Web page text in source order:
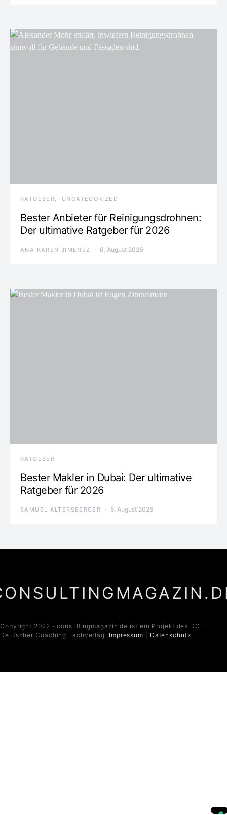
RATGEBER UNCATEGORIZED
Bester Anbieter für Reinigungsdrohnen:
Der ultimative Ratgeber für 2026
ANA KAREN JIMENEZ 6. August 2026
RATGEBER
Bester Makler in Dubai: Der ultimative
Ratgeber für 2026
SAMUEL ALTERSBERGER 5. August 2026
Copyright 2022 - consultingmagazin.de ist ein Projekt des DCF
Deutscher Coaching Fachverlag. Impressum Datenschutz